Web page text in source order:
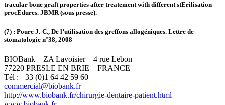
tracular bone graft properties after treatement with different stErilisation
procEdures. JBMR (sous presse).
(7) : Poure J.-C., De l’utilisation des greffons allogéniques. Lettre de
stomatologie n°38, 2008
BIOBank – ZA Lavoisier – 4 rue Lebon
77220 PRESLE EN BRIE – FRANCE
Tél : +33 (0)1 64 42 59 60
commercial@biobank.fr
http://www.biobank.fr/chirurgie-dentaire-patient.html